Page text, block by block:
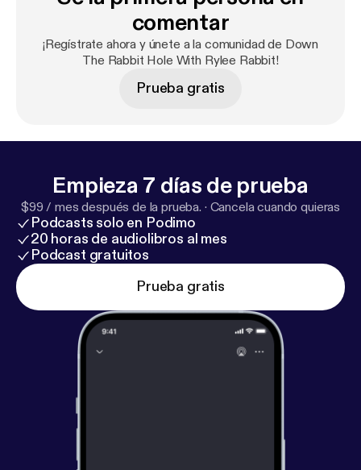
comentar
¡Regístrate ahora y únete a la comunidad de Down
The Rabbit Hole With Rylee Rabbit!
Prueba gratis
Empieza 7 días de prueba
$99 / mes después de la prueba. · Cancela cuando quieras
Podcasts solo en Podimo
20 horas de audiolibros al mes
Podcast gratuitos
Prueba gratis